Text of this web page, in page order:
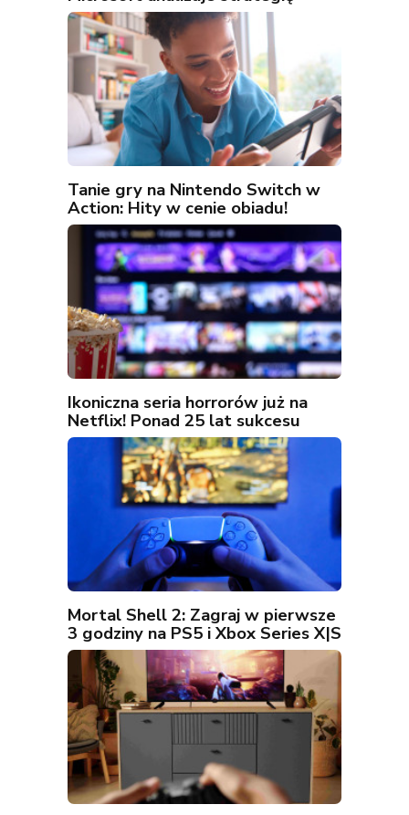
Tanie gry na Nintendo Switch w
Action: Hity w cenie obiadu!
Ikoniczna seria horrorów już na
Netflix! Ponad 25 lat sukcesu
Mortal Shell 2: Zagraj w pierwsze
3 godziny na PS5 i Xbox Series X|S